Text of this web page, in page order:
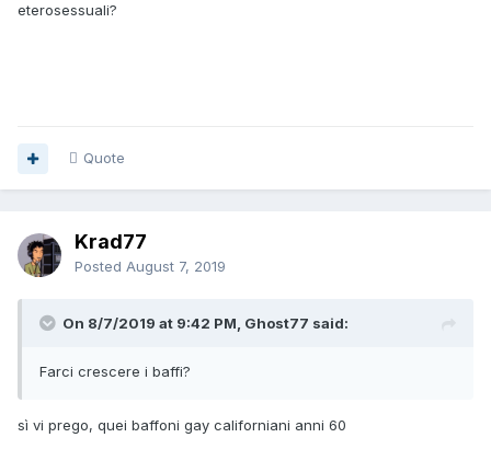
eterosessuali?
Quote
Krad77
Posted August 7, 2019
On 8/7/2019 at 9:42 PM, Ghost77 said:
Farci crescere i baffi?
sì vi prego, quei baffoni gay californiani anni 60